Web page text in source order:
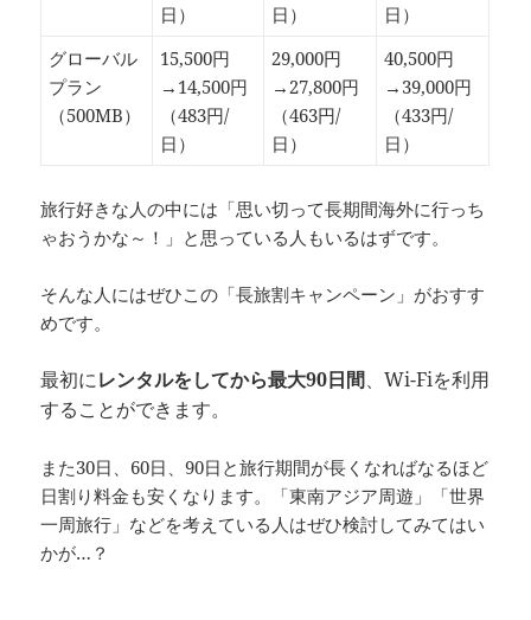
日）
日）
日）
グローバル
プラン
（500MB）
15,500円
→14,500円
（483円/
日）
29,000円
→27,800円
（463円/
日）
40,500円
→39,000円
（433円/
日）
旅行好きな人の中には「思い切って長期間海外に行っち
ゃおうかな～！」と思っている人もいるはずです。
そんな人にはぜひこの「長旅割キャンペーン」がおすす
めです。
最初にレンタルをしてから最大90日間、Wi-Fiを利用
することができます。
また30日、60日、90日と旅行期間が長くなればなるほど
日割り料金も安くなります。「東南アジア周遊」「世界
一周旅行」などを考えている人はぜひ検討してみてはい
かが…？